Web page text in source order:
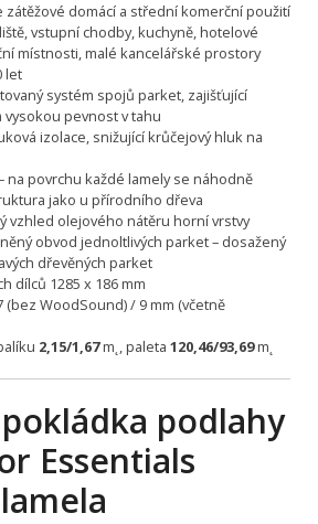
zátěžové domácí a střední komerční použití
vstupní chodby, kuchyně, hotelové
místnosti, malé kancelářské prostory
let
systém spojů parket, zajišťující
vysokou pevnost v tahu
izolace, snižující krůčejový hluk na
na povrchu každé lamely se náhodně
jako u přírodního dřeva
vzhled olejového nátěru horní vrstvy
obvod jednoltlivých parket – dosažený
dřevěných parket
dílců 1285 x 186 mm
(bez WoodSound) / 9 mm (včetně
2,15/1,67m˛, paleta 120,46/93,69m˛
podlahy
Essentials